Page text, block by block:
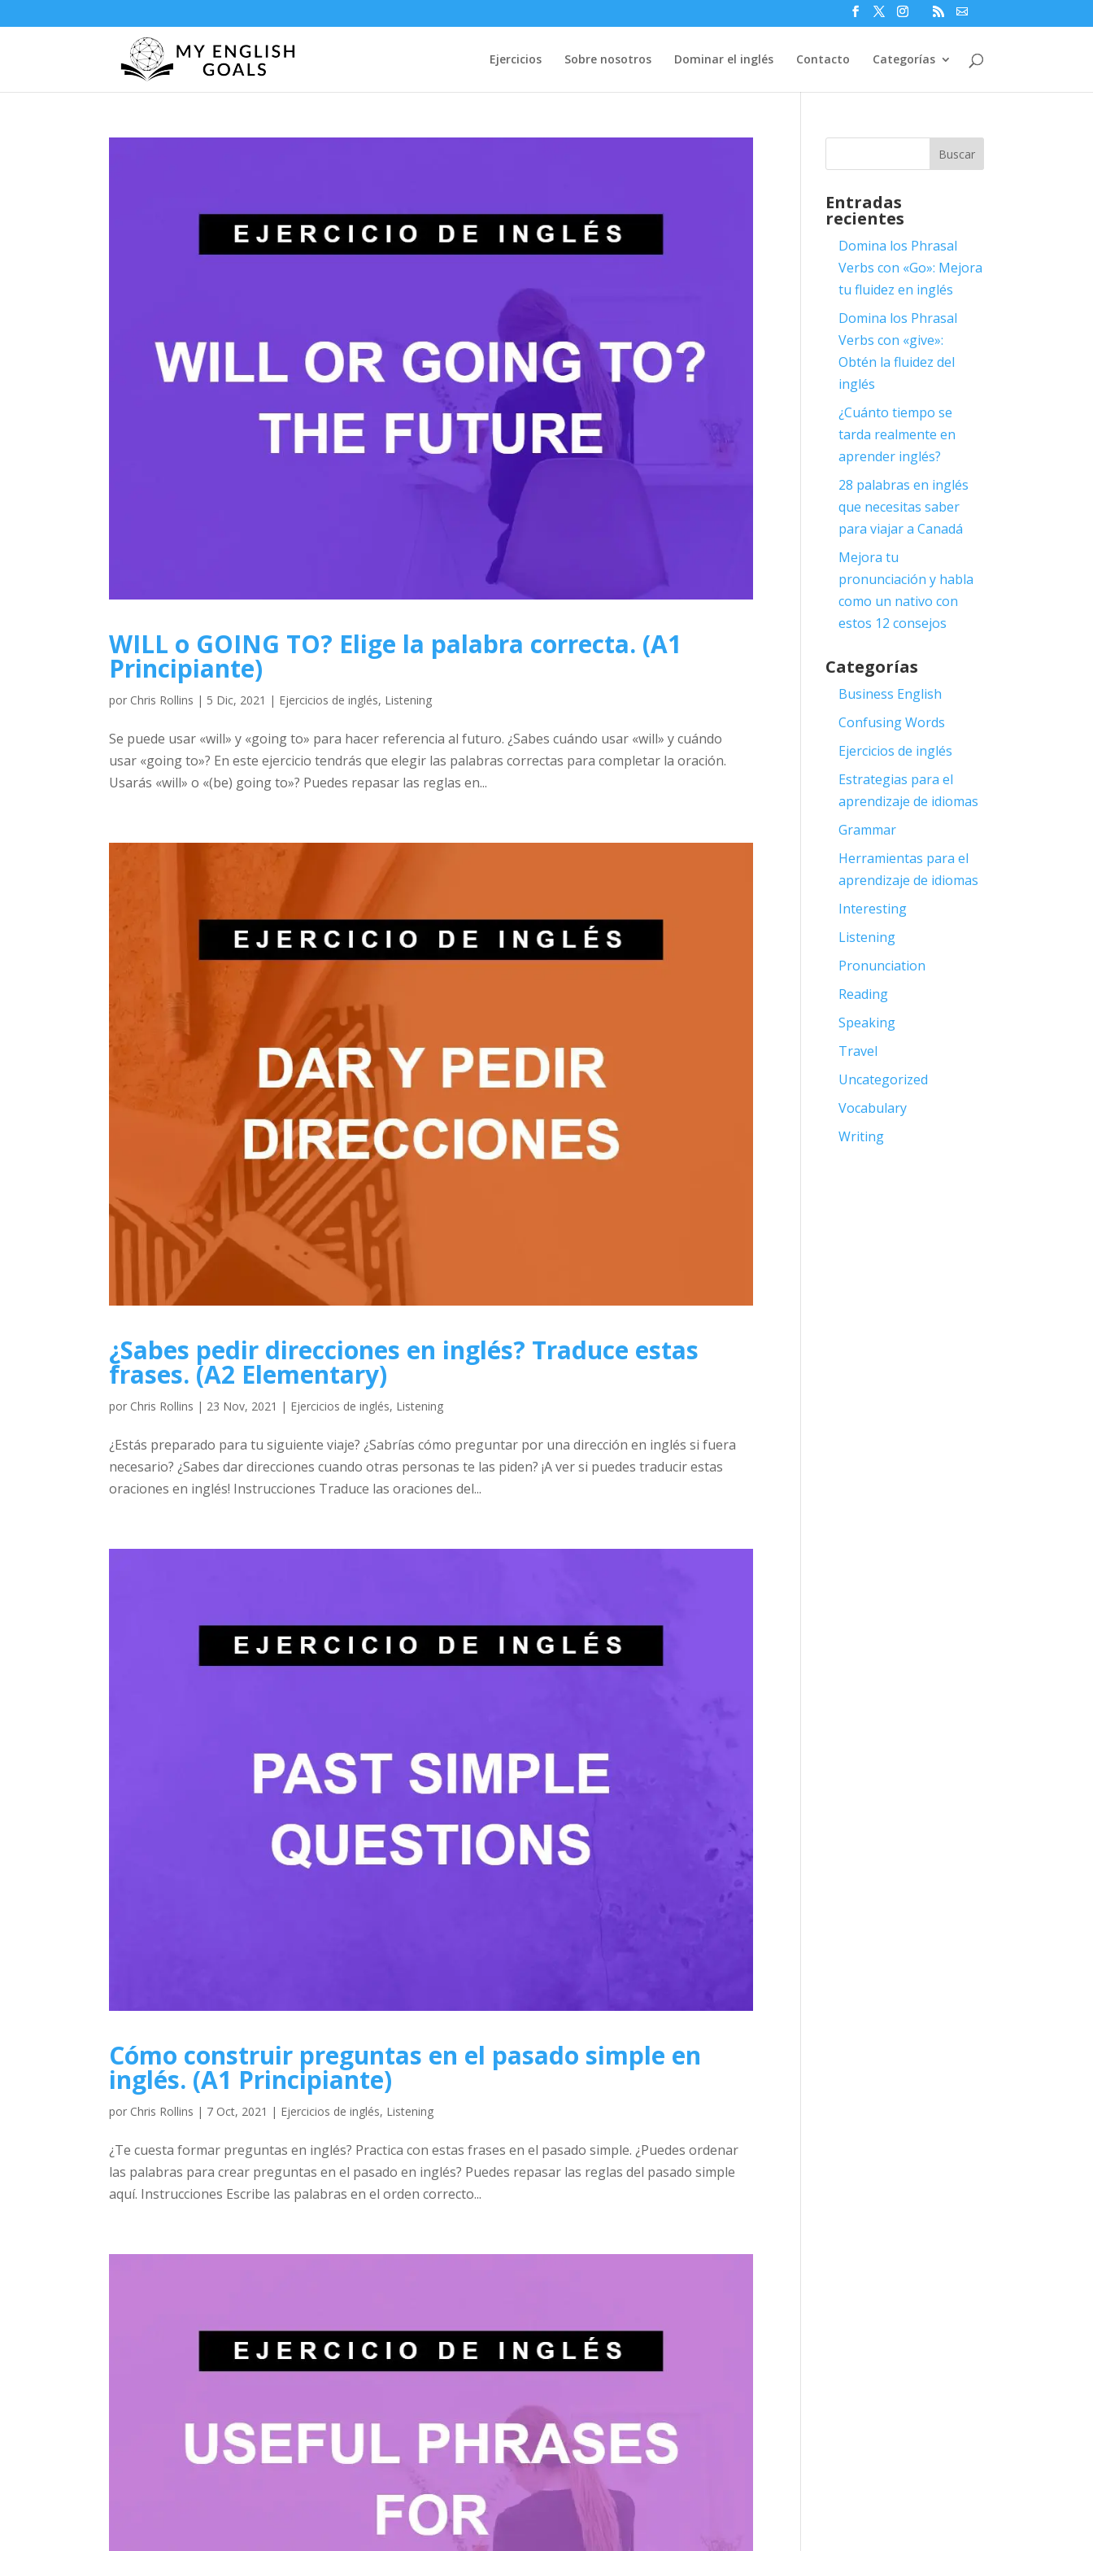
Ejercicios Sobre nosotros Dominar el inglés Contacto Categorías
WILL o GOING TO? Elige la palabra correcta. (A1
Principiante)
por Chris Rollins | 5 Dic, 2021 | Ejercicios de inglés, Listening
Se puede usar «will» y «going to» para hacer referencia al futuro. ¿Sabes cuándo usar «will» y cuándo
usar «going to»? En este ejercicio tendrás que elegir las palabras correctas para completar la oración.
Usarás «will» o «(be) going to»? Puedes repasar las reglas en...
¿Sabes pedir direcciones en inglés? Traduce estas
frases. (A2 Elementary)
por Chris Rollins | 23 Nov, 2021 | Ejercicios de inglés, Listening
¿Estás preparado para tu siguiente viaje? ¿Sabrías cómo preguntar por una dirección en inglés si fuera
necesario? ¿Sabes dar direcciones cuando otras personas te las piden? ¡A ver si puedes traducir estas
oraciones en inglés! Instrucciones Traduce las oraciones del...
Cómo construir preguntas en el pasado simple en
inglés. (A1 Principiante)
por Chris Rollins | 7 Oct, 2021 | Ejercicios de inglés, Listening
¿Te cuesta formar preguntas en inglés? Practica con estas frases en el pasado simple. ¿Puedes ordenar
las palabras para crear preguntas en el pasado en inglés? Puedes repasar las reglas del pasado simple
aquí. Instrucciones Escribe las palabras en el orden correcto...
Entradas
recientes
Domina los Phrasal
Verbs con «Go»: Mejora
tu fluidez en inglés
Domina los Phrasal
Verbs con «give»:
Obtén la fluidez del
inglés
¿Cuánto tiempo se
tarda realmente en
aprender inglés?
28 palabras en inglés
que necesitas saber
para viajar a Canadá
Mejora tu
pronunciación y habla
como un nativo con
estos 12 consejos
Categorías
Business English
Confusing Words
Ejercicios de inglés
Estrategias para el
aprendizaje de idiomas
Grammar
Herramientas para el
aprendizaje de idiomas
Interesting
Listening
Pronunciation
Reading
Speaking
Travel
Uncategorized
Vocabulary
Writing